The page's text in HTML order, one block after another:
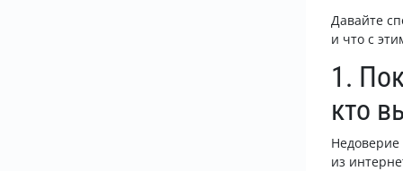
Давайте
и что с
1.
кто
Недоверие
из